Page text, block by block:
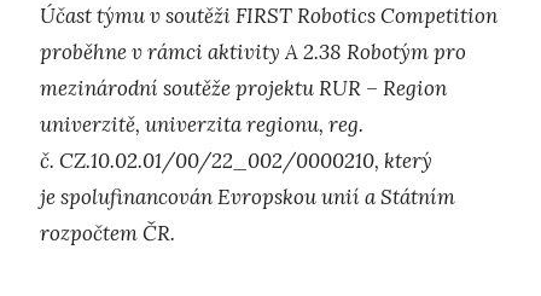
Účast týmu v soutěži FIRST Robotics Competition
proběhne v rámci aktivity A 2.38 Robotým pro
mezinárodní soutěže projektu RUR – Region
univerzitě, univerzita regionu, reg.
č. CZ.10.02.01/00/22_002/0000210, který
je spolufinancován Evropskou unií a Státním
rozpočtem ČR.